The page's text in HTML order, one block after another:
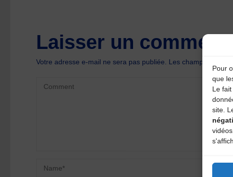
Pour
que
Le
site.
Laisser un
Votre adresse e-mail ne sera pas publiée. Les champs